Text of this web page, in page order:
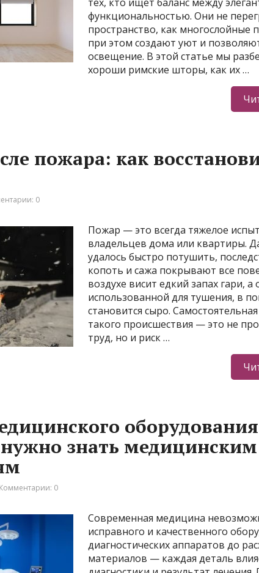
функциональностью. Они не
пространство, как многослойные
при этом создают уют и
освещение. В этой статье мы
хороши римские шторы, как их …
пожара: как
0
Пожар — это всегда тяжелое
владельцев дома или квартиры.
удалось быстро потушить,
копоть и сажа покрывают все
воздухе висит едкий запах гари, а
использованной для тушения, в
становится сыро.
такого происшествия — это не
труд, но и риск …
знать медицинским
Комментарии: 0
Современная медицина
исправного и качественного
диагностических аппаратов до
материалов — каждая деталь